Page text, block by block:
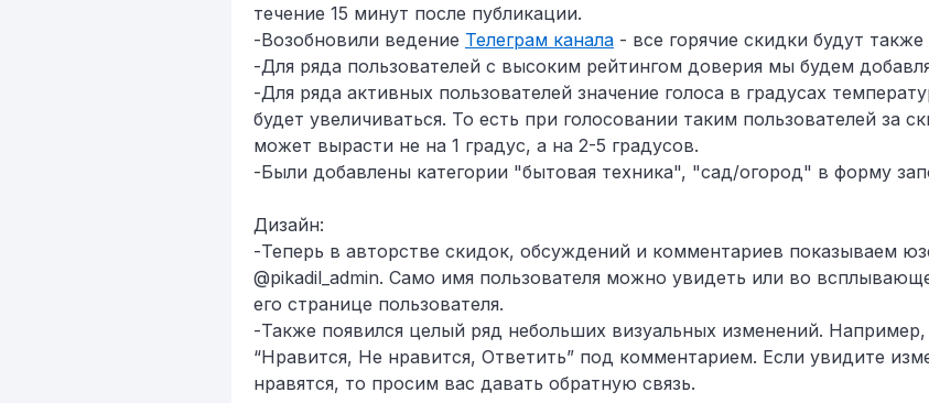
течение 15 минут после публикации.
​-Возобновили ведение Телеграм канала - все горячие скидки будут
​-Для ряда пользователей с высоким рейтингом доверия мы будем
​-Для ряда активных пользователей значение голоса в градусах
будет увеличиваться. То есть при голосовании таким пользователей за
может вырасти не на 1 градус, а на 2-5 градусов.
​-Были добавлены категории "бытовая техника", "сад/огород" в форму
​​Дизайн:
​-Теперь в авторстве скидок, обсуждений и комментариев показываем
@pikadil_admin. Само имя пользователя можно увидеть или во
его странице пользователя.
​-Также появился целый ряд небольших визуальных изменений.
“Нравится, Не нравится, Ответить” под комментарием. Если увидите
нравятся, то просим вас давать обратную связь.